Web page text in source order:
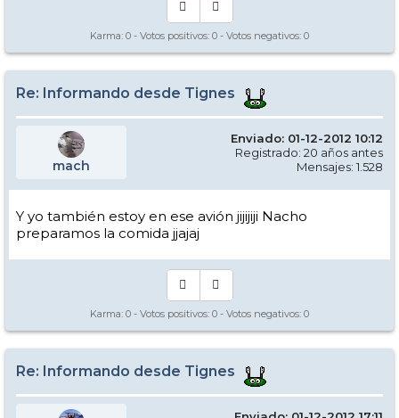
Karma: 0 - Votos positivos: 0 - Votos negativos: 0
Re: Informando desde Tignes
mach
Enviado: 01-12-2012 10:12
Registrado: 20 años antes
Mensajes: 1.528
Y yo también estoy en ese avión jijijiji Nacho
preparamos la comida jjajaj
Karma: 0 - Votos positivos: 0 - Votos negativos: 0
Re: Informando desde Tignes